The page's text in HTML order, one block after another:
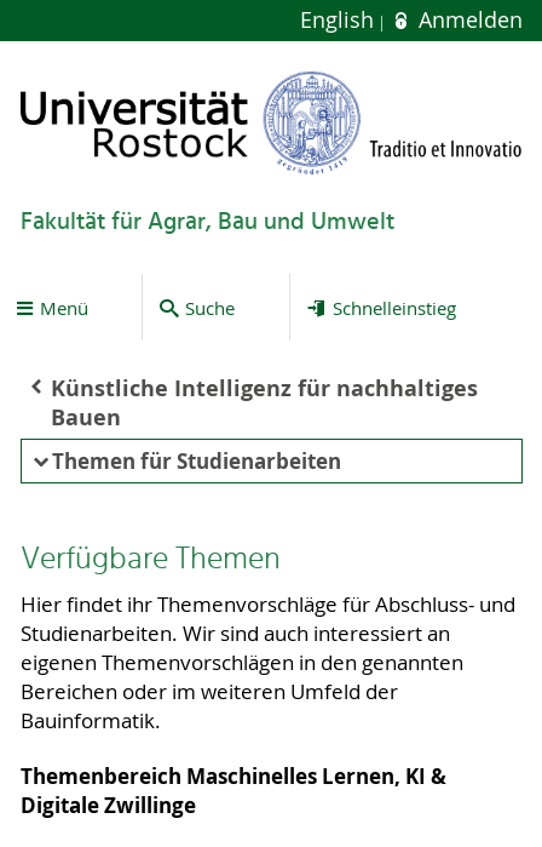
English Anmelden
Fakultät für Agrar, Bau und Umwelt
Menü Suche Schnelleinstieg
Künstliche Intelligenz für nachhaltiges
Bauen
Themen für Studienarbeiten
Verfügbare Themen
Hier findet ihr Themenvorschläge für Abschluss- und
Studienarbeiten. Wir sind auch interessiert an
eigenen Themenvorschlägen in den genannten
Bereichen oder im weiteren Umfeld der
Bauinformatik.
Themenbereich Maschinelles Lernen, KI &
Digitale Zwillinge